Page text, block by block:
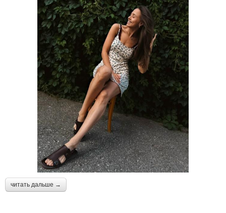
читать дальше →